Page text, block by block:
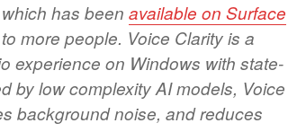
has been available on Surface
more people. Voice Clarity is a
experience on Windows with state-
by low complexity AI models, Voice
background noise, and reduces